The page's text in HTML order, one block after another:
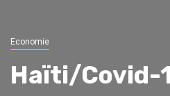
Economie
Haïti/Covid-